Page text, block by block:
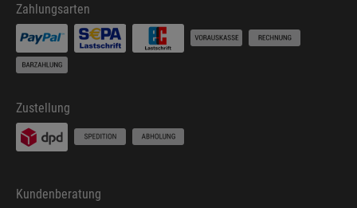
Zahlungsarten
Zustellung
Kundenberatung